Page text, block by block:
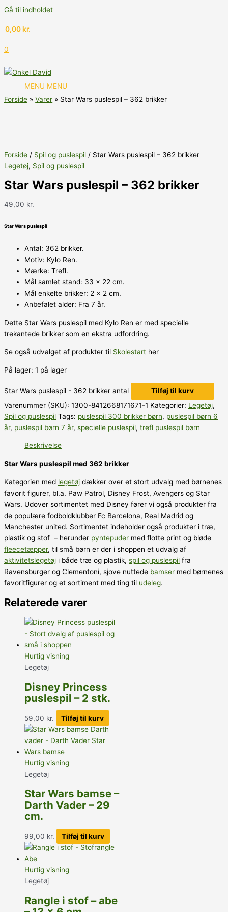
Gå til indholdet
0,00kr.
0
MENU MENU
Forside
Varer Star Wars puslespil – 362 brikker
Forside / Spil og puslespil / Star Wars puslespil – 362 brikker
Legetøj, Spil og puslespil
Star Wars puslespil – 362 brikker
49,00 kr.
Star Wars puslespil
Antal: 362 brikker.
Motiv: Kylo Ren.
Mærke: Trefl.
Mål samlet stand: 33 x 22 cm.
Mål enkelte brikker: 2 x 2 cm.
Anbefalet alder: Fra 7 år.
Dette Star Wars puslespil med Kylo Ren er med specielle
trekantede brikker som en ekstra udfordring.
Se også udvalget af produkter til Skolestart her
På lager: 1 på lager
Star Wars puslespil - 362 brikker antal
Tilføj til kurv
Varenummer (SKU): 1300-8412668171671-1 Kategorier: Legetøj,
Spil og puslespil Tags: puslespil 300 brikker børn, puslespil børn 6
år, puslespil børn 7 år, specielle puslespil, trefl puslespil børn
Beskrivelse
Star Wars puslespil med 362 brikker
Kategorien med legetøj dækker over et stort udvalg med børnenes
favorit figurer, bl.a. Paw Patrol, Disney Frost, Avengers og Star
Wars. Udover sortimentet med Disney fører vi også produkter fra
de populære fodboldklubber Fc Barcelona, Real Madrid og
Manchester united. Sortimentet indeholder også produkter i træ,
plastik og stof – herunder pyntepuder med flotte print og bløde
fleecetæpper, til små børn er der i shoppen et udvalg af
aktivitetslegetøj i både træ og plastik, spil og puslespil fra
Ravensburger og Clementoni, sjove nuttede bamser med børnenes
favoritfigurer og et sortiment med ting til udeleg.
Relaterede varer
Hurtig visning
Legetøj
Disney Princess
puslespil – 2 stk.
59,00 kr. Tilføj til kurv
Hurtig visning
Legetøj
Star Wars bamse –
Darth Vader – 29
cm.
99,00 kr. Tilføj til kurv
Hurtig visning
Legetøj
Rangle i stof – abe